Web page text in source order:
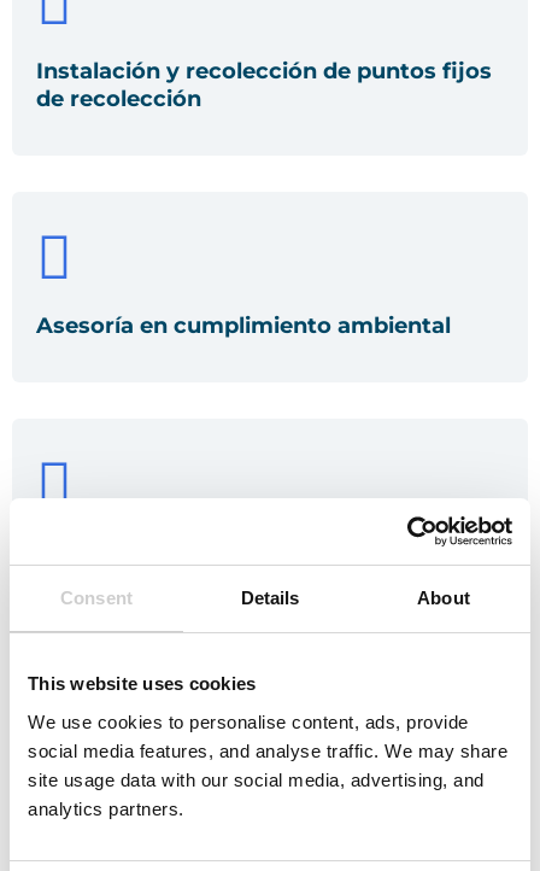
Consent Details About
This website uses cookies
We use cookies to personalise content, ads, provide
social media features, and analyse traffic. We may share
site usage data with our social media, advertising, and
analytics partners.
Instalación y recolección de puntos fijos
de recolección
Asesoría en cumplimiento ambiental
Ejecución de jornadas de educación y
Estas son nuestras soluciones para
estar más cerca de ti